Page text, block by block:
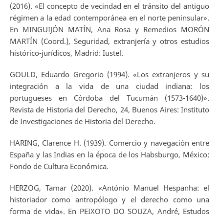
(2016). «El concepto de vecindad en el tránsito del antiguo
régimen a la edad contemporánea en el norte peninsular».
En MINGUIJÓN MATÍN, Ana Rosa y Remedios MORÓN
MARTÍN (Coord.), Seguridad, extranjería y otros estudios
histórico-jurídicos, Madrid: Iustel.
GOULD, Eduardo Gregorio (1994). «Los extranjeros y su
integración a la vida de una ciudad indiana: los
portugueses en Córdoba del Tucumán (1573-1640)».
Revista de Historia del Derecho, 24, Buenos Aires: Instituto
de Investigaciones de Historia del Derecho.
HARING, Clarence H. (1939). Comercio y navegación entre
España y las Indias en la época de los Habsburgo, México:
Fondo de Cultura Económica.
HERZOG, Tamar (2020). «António Manuel Hespanha: el
historiador como antropólogo y el derecho como una
forma de vida». En PEIXOTO DO SOUZA, André, Estudos